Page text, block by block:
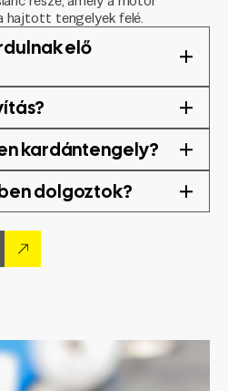
hajtott tengelyek felé.
elő
kardántengely?
dolgoztok?